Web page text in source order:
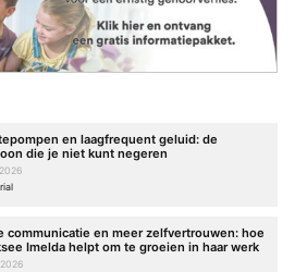
en laagfrequent geluid: de
die je niet kunt negeren
communicatie en meer zelfvertrouwen: hoe
Imelda helpt om te groeien in haar werk